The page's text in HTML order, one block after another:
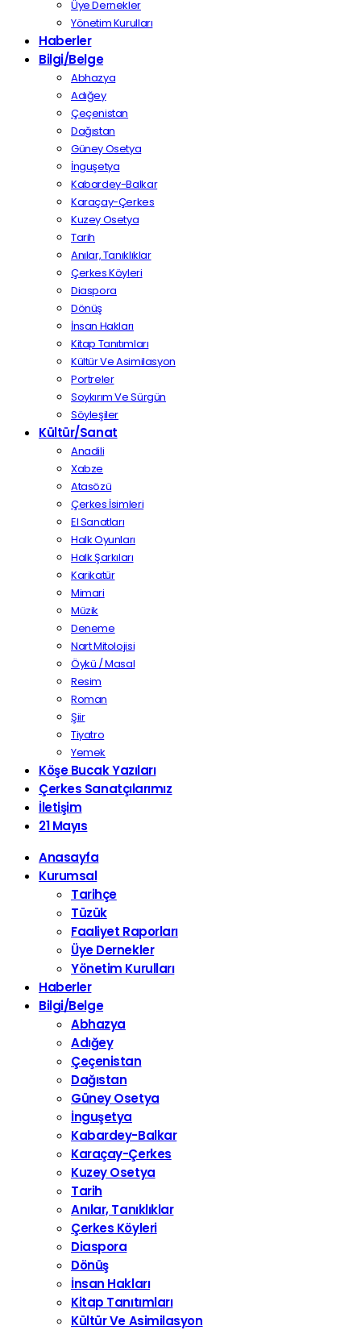
Üye Dernekler
Yönetim Kurulları
Haberler
Bilgi/Belge
Abhazya
Adığey
Çeçenistan
Dağıstan
Güney Osetya
İnguşetya
Kabardey-Balkar
Karaçay-Çerkes
Kuzey Osetya
Tarih
Anılar, Tanıklıklar
Çerkes Köyleri
Diaspora
Dönüş
İnsan Hakları
Kitap Tanıtımları
Kültür Ve Asimilasyon
Portreler
Soykırım Ve Sürgün
Söyleşiler
Kültür/Sanat
Anadili
Xabze
Atasözü
Çerkes İsimleri
El Sanatları
Halk Oyunları
Halk Şarkıları
Karikatür
Mimari
Müzik
Deneme
Nart Mitolojisi
Öykü / Masal
Resim
Roman
Şiir
Tiyatro
Yemek
Köşe Bucak Yazıları
Çerkes Sanatçılarımız
İletişim
21 Mayıs
Anasayfa
Kurumsal
Tarihçe
Tüzük
Faaliyet Raporları
Üye Dernekler
Yönetim Kurulları
Haberler
Bilgi/Belge
Abhazya
Adığey
Çeçenistan
Dağıstan
Güney Osetya
İnguşetya
Kabardey-Balkar
Karaçay-Çerkes
Kuzey Osetya
Tarih
Anılar, Tanıklıklar
Çerkes Köyleri
Diaspora
Dönüş
İnsan Hakları
Kitap Tanıtımları
Kültür Ve Asimilasyon